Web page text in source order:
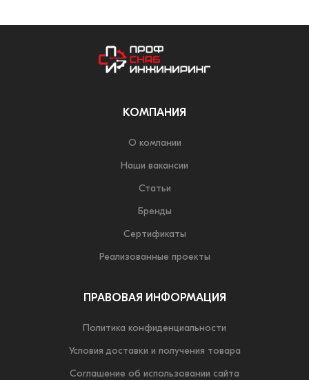
КОМПАНИЯ
О компании
Наши вакансии
Статьи
Бренды
Сертификаты
Реализованные проекты
ПРАВОВАЯ ИНФОРМАЦИЯ
Политика конфиденциальности
Условия доставки и получения товара
Соглашение об использовании сайта